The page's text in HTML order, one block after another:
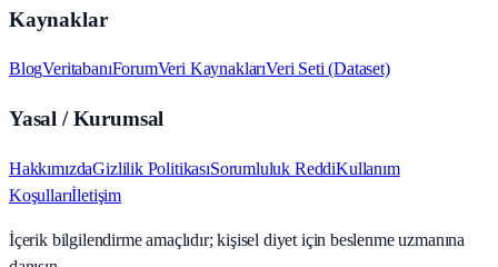
Kaynaklar
BlogVeritabanıForumVeri KaynaklarıVeri Seti (Dataset)
Yasal / Kurumsal
HakkımızdaGizlilik PolitikasıSorumluluk ReddiKullanım
Koşullarıİletişim
İçerik bilgilendirme amaçlıdır; kişisel diyet için beslenme uzmanına